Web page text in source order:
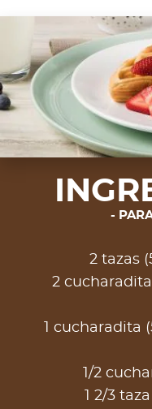
2 tazas
2
1 cucharadita
1/2
1 2/3